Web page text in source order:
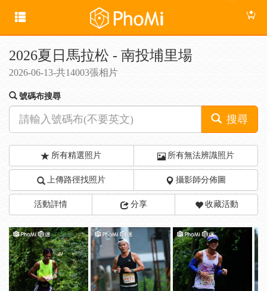
2026夏日馬拉松 - 南投埔里場
2026-06-13-共14003張相片
號碼布搜尋
搜尋
所有精選照片 所有無法辨識照片
上傳路徑找照片 攝影師分佈圖
活動詳情 分享 收藏活動